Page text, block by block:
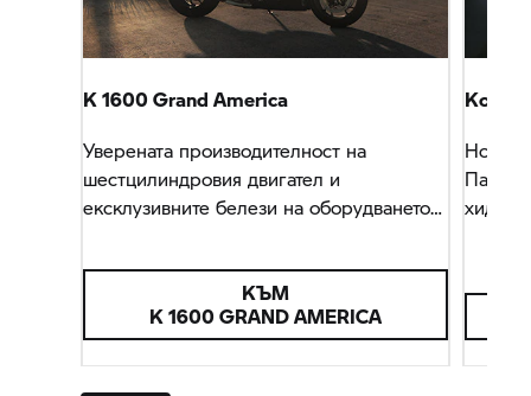
K 1600Grand America
Уверената производителност на
шестцилиндровия двигател и
ексклузивните белези на оборудването
пътешествия на дълги отсечки.
КЪМ
K 1600 GRAND AMERICA
Нова